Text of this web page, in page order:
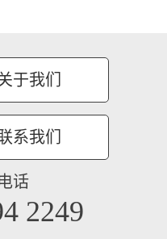
于我们
系我们
话
2249